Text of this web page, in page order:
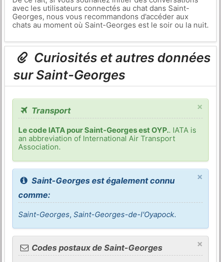
avec les utilisateurs connectés au chat dans Saint-
Georges, nous vous recommandons d’accéder aux
chats au moment où Saint-Georges est le soir ou la nuit.
Curiosités et autres données
sur Saint-Georges
×
Transport
Le code IATA pour Saint-Georges est OYP.. IATA is
an abbreviation of International Air Transport
Association.
×
Saint-Georges est également connu
comme:
Saint-Georges,Saint-Georges-de-l'Oyapock.
×
Codes postaux de Saint-Georges